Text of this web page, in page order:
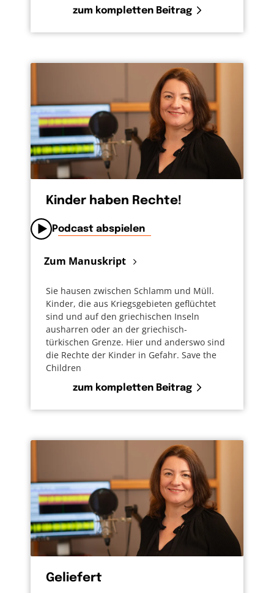
zum kompletten Beitrag
Kinder haben Rechte!
Podcast abspielen
Zum Manuskript
Sie hausen zwischen Schlamm und Müll.
Kinder, die aus Kriegsgebieten geflüchtet
sind und auf den griechischen Inseln
ausharren oder an der griechisch-
türkischen Grenze. Hier und anderswo sind
die Rechte der Kinder in Gefahr. Save the
Children
zum kompletten Beitrag
Geliefert